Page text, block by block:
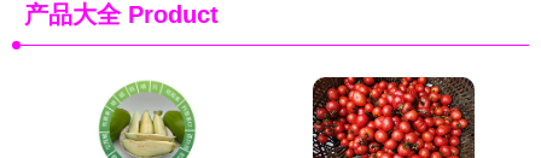
产品大全Product